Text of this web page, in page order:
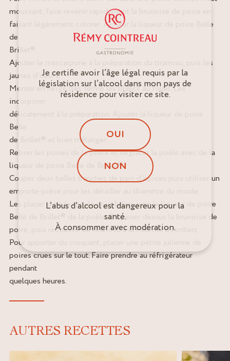
moussant, faire revenir rapidement la brunoise de poire en
faisant légèrement colorer. Ajouter la liqueur de poire Belle
de
Brillet®.
Ajouter le mascarpone à la préparation du tiramisu, puis les
jaunes d’oeufs.
Monter en neige très ferme les blancs au fouet. Les
incorporer
délicatement à la préparation. Ajouter la liqueur de poire
Belle
de Brillet® et bien mélanger.
Retirer les poires de la poêle et déglacer la poêle avec de la
liqueur de poire Belle de Brillet®.
Couper deux belles tranches de pain d’épices puis utiliser un
emporte-pièce pour les détailler au diamètre du moule.
Les placer dans le moule et imbiber avec la liqueur de poire
Belle de Brillet® de la poêle. Disposer dessus la brunoise de
poire, puis recouvrir de tiramisu à la Fourme d’Ambert.
Pour apporter du croquant, placer une petite julienne de
poires crues sur le tout. Faire prendre au réfrigérateur
pendant
quelques heures.
AUTRES RECETTES
Je certifie avoir l’âge légal requis par la
législation sur l’alcool dans mon pays de
résidence pour visiter ce site.
OUI
NON
L’abus d’alcool est dangereux pour la
santé.
À consommer avec modération.